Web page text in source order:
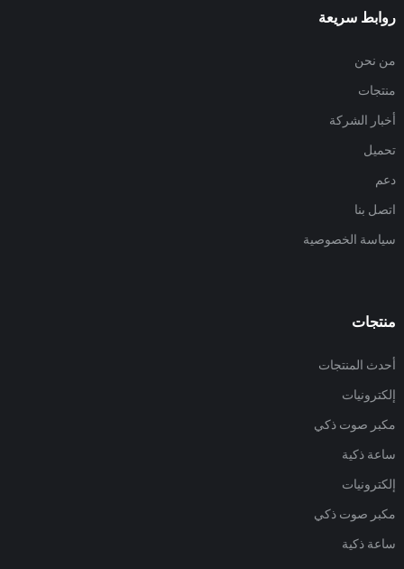
روابط سريعة
من نحن
منتجات
أخبار الشركة
تحميل
دعم
اتصل بنا
سياسة الخصوصية
منتجات
أحدث المنتجات
إلكترونيات
مكبر صوت ذكي
ساعة ذكية
إلكترونيات
مكبر صوت ذكي
ساعة ذكية